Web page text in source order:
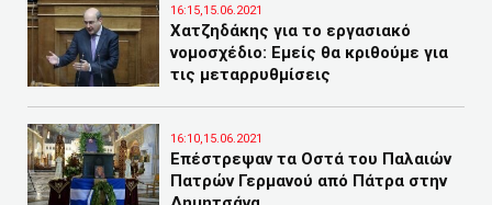
16:15,15.06.2021
Χατζηδάκης για το εργασιακό
νομοσχέδιο: Εμείς θα κριθούμε για
τις μεταρρυθμίσεις
16:10,15.06.2021
Επέστρεψαν τα Οστά του Παλαιών
Πατρών Γερμανού από Πάτρα στην